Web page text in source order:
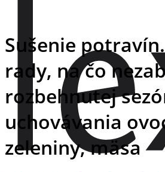
Sušenie
rady, na čo
rozbehnutej
uchovávania
zeleniny, mäsa